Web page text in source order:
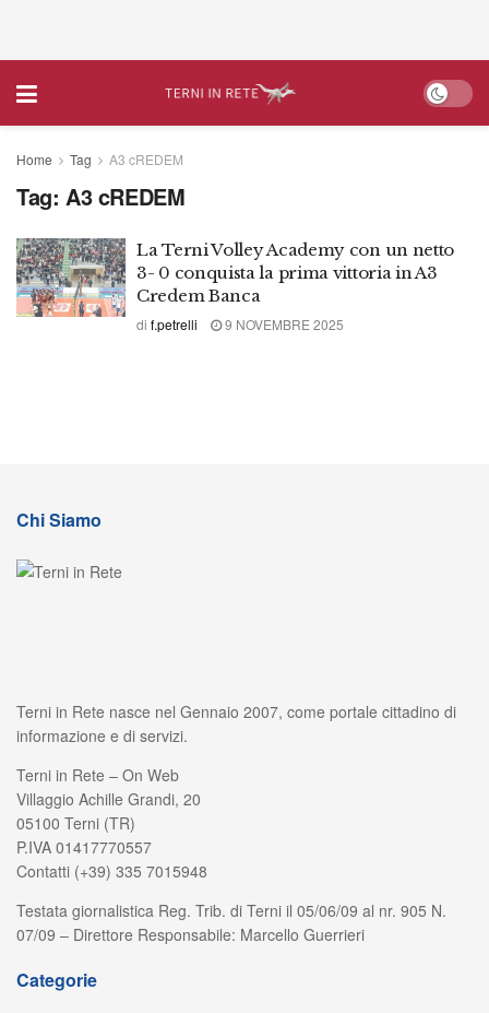
Home Tag A3 cREDEM
Tag: A3 cREDEM
La Terni Volley Academy con un netto
3- 0 conquista la prima vittoria in A3
Credem Banca
di f.petrelli 9 NOVEMBRE 2025
Chi Siamo
Terni in Rete nasce nel Gennaio 2007, come portale cittadino di
informazione e di servizi.
Terni in Rete – On Web
Villaggio Achille Grandi, 20
05100 Terni (TR)
P.IVA 01417770557
Contatti (+39) 335 7015948
Testata giornalistica Reg. Trib. di Terni il 05/06/09 al nr. 905 N.
07/09 – Direttore Responsabile: Marcello Guerrieri
Categorie